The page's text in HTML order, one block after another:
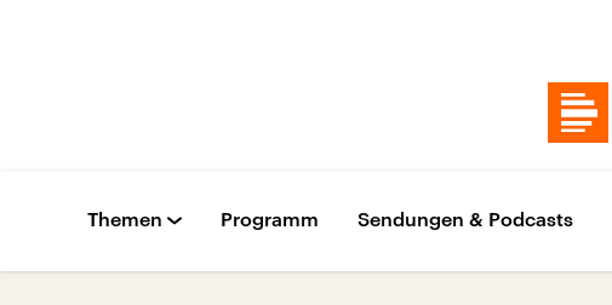
Themen Programm Sendungen & Podcasts